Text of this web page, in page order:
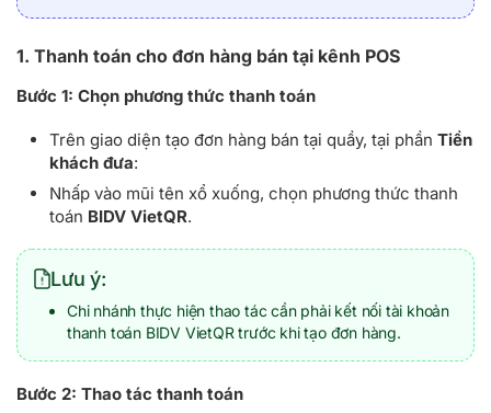
1. Thanh toán cho đơn hàng bán tại kênh POS
Bước 1: Chọn phương thức thanh toán
Trên giao diện tạo đơn hàng bán tại quầy, tại phần Tiền
khách đưa:
Nhấp vào mũi tên xổ xuống, chọn phương thức thanh
toán BIDV VietQR.
Lưu ý:
Chi nhánh thực hiện thao tác cần phải kết nối tài khoản
thanh toán BIDV VietQR trước khi tạo đơn hàng.
Bước 2: Thao tác thanh toán